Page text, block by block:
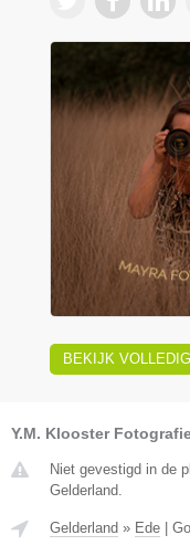
BEKIJK
Y.M. Klooster
Niet gevestigd in de
Gelderland.
Gelderland » Ede